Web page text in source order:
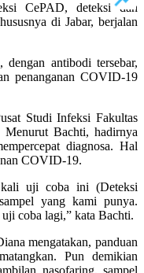
CePAD, deteksi dan
di Jabar, berjalan
antibodi tersebar,
penanganan COVID-19
Studi Infeksi Fakultas
Bachti, hadirnya
diagnosa. Hal
COVID-19.
kali uji coba ini (Deteksi
yang kami punya.
coba lagi,” kata Bachti.
mengatakan, panduan
Pun demikian